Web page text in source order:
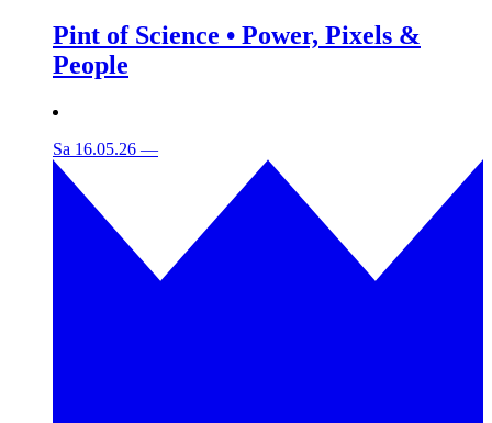
Pint of Science • Power, Pixels &
People
Sa 16.05.26 —